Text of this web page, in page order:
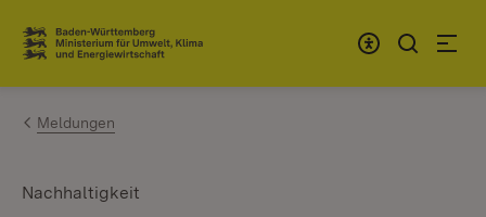
Zum Inhalt springen
Link zur Startseite
Meldungen
Nachhaltigkeit